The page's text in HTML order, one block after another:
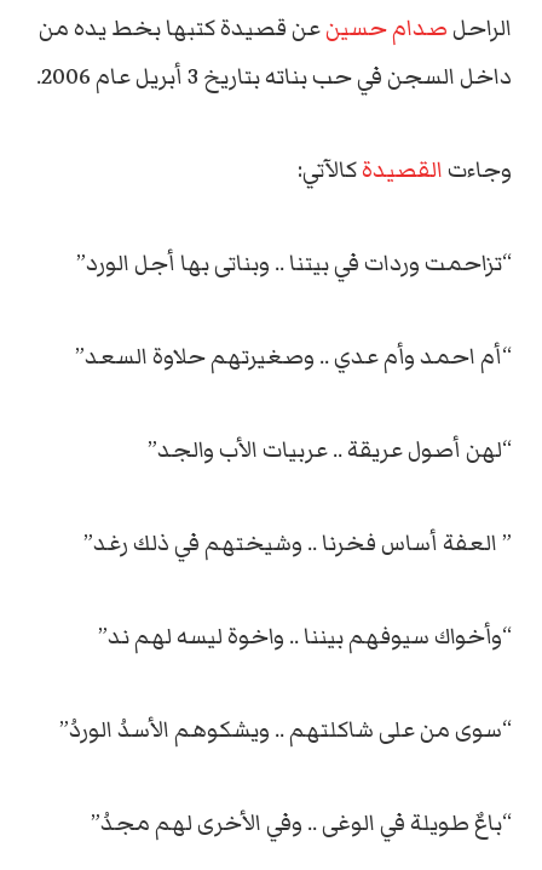
الراحلصدام حسينعن قصيدة كتبها بخط يده من
داخل السجن في حب بناته بتاريخ 3 أبريل عام 2006.
وجاءتالقصيدةكالآتي:
“تزاحمت وردات في بيتنا .. وبناتى بها أجل الورد”
“أم احمد وأم عدي .. وصغيرتهم حلاوة السعد”
“لهن أصول عريقة .. عربيات الأب والجد”
” العفة أساس فخرنا .. وشيختهم في ذلك رغد”
“وأخواك سيوفهم بيننا .. واخوة ليسه لهم ند”
“سوى من على شاكلتهم .. ويشكوهم الأسدُ الوردُ”
“باعٌ طويلة في الوغى .. وفي الأخرى لهم مجدُ”